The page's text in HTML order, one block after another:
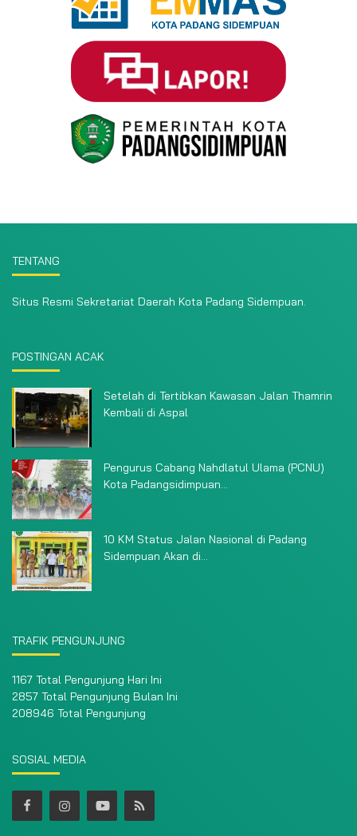
TENTANG
Situs Resmi Sekretariat Daerah Kota Padang Sidempuan.
POSTINGAN ACAK
Setelah di Tertibkan Kawasan Jalan Thamrin
Kembali di Aspal
Pengurus Cabang Nahdlatul Ulama (PCNU)
Kota Padangsidimpuan...
10 KM Status Jalan Nasional di Padang
Sidempuan Akan di...
TRAFIK PENGUNJUNG
1167 Total Pengunjung Hari Ini
2857 Total Pengunjung Bulan Ini
208946 Total Pengunjung
SOSIAL MEDIA